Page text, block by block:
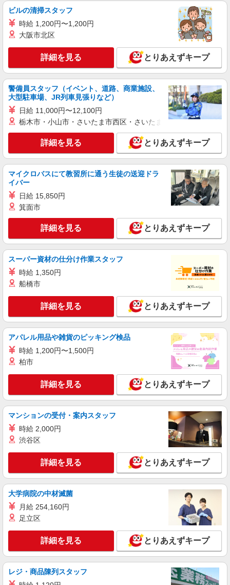
グッドタイム リビング 千里ひなたが丘
給：月給171,800円〜230,000円 ■職種手当：5,000
円（処遇改善加算1,000円分含む） ■夜勤手当：
26,000円（5回分） ※1回5,000円 ※5回目以
降は6,000円 ■介護職員等処遇改善加算：20,200円
／月 ※賃金改善実施期間：2025年7月〜2026年
8月 ＜別途支給＞ ■資格手当：10,000円（介護福
祉士のみ）
大阪府吹田市千里丘西15番20号
キープ 詳細を見る
正社員
そんぽの家 万博公園/1107aa1
介護スタッフ
【介護福祉士】 月給：281,300円 年収例：378
万円〜 【実務者研修】 月給：255,500円 年収例：
345万円〜 【初任者研修・無資格】 月給：
がい向上手当、日祝手当（月平均2回分）、夜勤手
当（月平均5回分）等、毎月平均的に支払われる手
当を含みます。 ※介護福祉士のみ、特別職務手当
分〜） ◎賞与 基本給2.08ヶ月分/年支給
大阪府吹田市山田東3丁目28-11
キープ 詳細を見る
アルバイト
そんぽの家S 万博公園II/2094bc2
登録ヘルパー
【介護福祉士】 時給1,595円 ◎週20時間以上
勤務（社保加入者）の場合は時給1,625円 ＊早朝
夜間（〜8:00、18:00〜）：時給1,994円〜 ＊日曜
祝日：時給1,895円〜 【実務者研修・初任者研修
以上勤務（社保加入者）の場合は時給1,545円 ＊
日曜祝日：時給1,815円〜 ◎身体介助、生活援助
が同時給 ◎キャンセル手当：職務時給の60％支給
大阪府吹田市山田東3丁目28-10
詳細を見る
そんぽの家S 万博公園II/2094ba1
介護スタッフ
【介護福祉士】 月給：267,300円 年収例：361
万円〜 【実務者研修】 月給：241,500円 年収例：
日祝手当（月平均2回分）、夜勤手当（月平均5回
分）等、毎月平均的に支払われる手当を含みま
す。 ※介護福祉士のみ、特別職務手当も含む ◎残
業時は別途時間外手当支給（超過1分〜） ◎賞
与 基本給2.08ヶ月分/年支給
キープ 詳細を見る
そんぽの家S 千里山東/2095bc2
勤務（社保加入者）の場合は時給1,625円 ＊早朝
夜間（〜8:00、18:00〜）：時給1,994円〜 ＊日曜
祝日：時給1,895円〜 【実務者研修・初任者研修
（ヘルパー1級・2級）】 時給1,515円 ◎週20時間
以上勤務（社保加入者）の場合は時給1,545円 ＊
早朝夜間（〜8:00、18:00〜）：時給1,894円〜 ＊
日曜祝日：時給1,815円〜 ◎身体介助、生活援助
が同時給 ◎キャンセル手当：職務時給の60％支給
大阪府吹田市千里山東4丁目6-19
キープ 詳細を見る
アルバイト パート
SOMPOケア 吹田 訪問介護/2196cc3
登録ヘルパー
後】 時給1,515円〜 ＊早朝夜間：時給1,894円〜
＊日曜祝日：時給1,815円〜 ーーーーーーー
大阪府吹田市片山町1丁目3-1 メロード吹田二
ビルの清掃スタッフ
時給 1,200円〜1,200円
大阪市北区
詳細を見る とりあえずキープ
警備員スタッフ（イベント、道路、商業施設、
大型駐車場、JR列車見張りなど）
日給 11,000円〜12,100円
栃木市・小山市・さいたま市西区・さいたま市岩槻区・久喜市・
詳細を見る とりあえずキープ
マイクロバスにて教習所に通う生徒の送迎ドラ
イバー
日給 15,850円
箕面市
詳細を見る とりあえずキープ
スーパー資材の仕分け作業スタッフ
時給 1,350円
船橋市
詳細を見る とりあえずキープ
アパレル用品や雑貨のピッキング検品
時給 1,200円〜1,500円
柏市
詳細を見る とりあえずキープ
マンションの受付・案内スタッフ
時給 2,000円
渋谷区
詳細を見る とりあえずキープ
大学病院の中材滅菌
月給 254,160円
足立区
詳細を見る とりあえずキープ
レジ・商品陳列スタッフ